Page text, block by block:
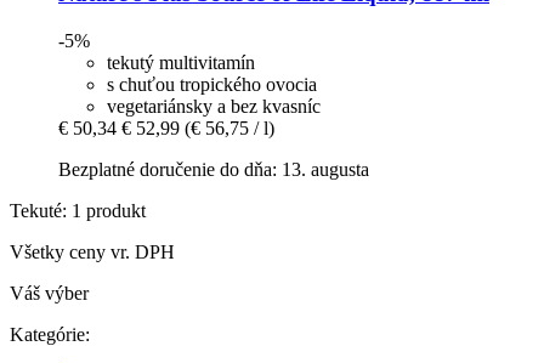
-5%
tekutý multivitamín
s chuťou tropického ovocia
vegetariánsky a bez kvasníc
€ 50,34 € 52,99 (€ 56,75 / l)
Bezplatné doručenie do dňa: 13. augusta
Tekuté: 1 produkt
Všetky ceny vr. DPH
Váš výber
Kategórie: